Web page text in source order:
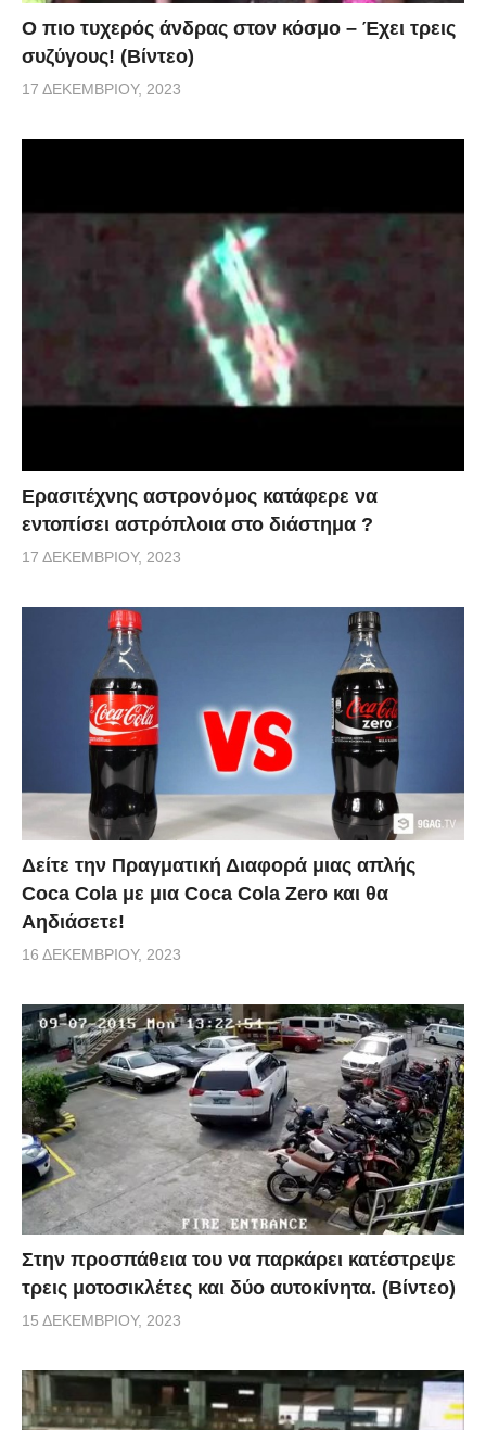
Ο πιο τυχερός άνδρας στον κόσμο – Έχει τρεις
συζύγους! (Βίντεο)
17 ΔΕΚΕΜΒΡΊΟΥ, 2023
Ερασιτέχνης αστρονόμος κατάφερε να
εντοπίσει αστρόπλοια στο διάστημα ?
17 ΔΕΚΕΜΒΡΊΟΥ, 2023
Δείτε την Πραγματική Διαφορά μιας απλής
Coca Cola με μια Coca Cola Zero και θα
Αηδιάσετε!
16 ΔΕΚΕΜΒΡΊΟΥ, 2023
Στην προσπάθεια του να παρκάρει κατέστρεψε
τρεις μοτοσικλέτες και δύο αυτοκίνητα. (Βίντεο)
15 ΔΕΚΕΜΒΡΊΟΥ, 2023